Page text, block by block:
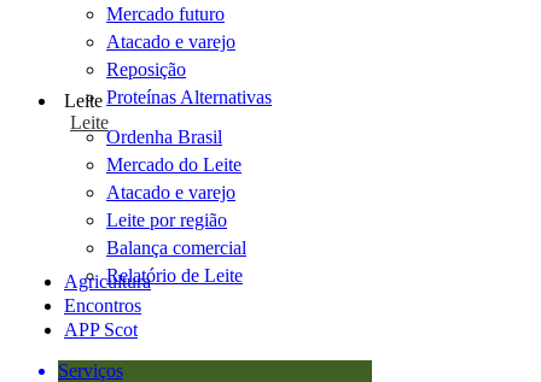
Mercado futuro
Atacado e varejo
Reposição
Proteínas Alternativas
Leite
Leite
Ordenha Brasil
Mercado do Leite
Atacado e varejo
Leite por região
Balança comercial
Relatório de Leite
Agricultura
Encontros
APP Scot
Serviços